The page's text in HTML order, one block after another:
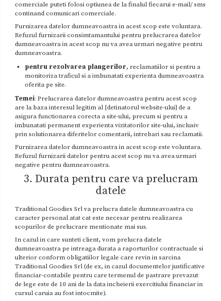
comerciale puteti folosi optiunea de la finalul fiecarui e-mail/ sms
continand comunicari comerciale.
Furnizarea datelor dumneavoastra in acest scop este voluntara.
Refuzul furnizarii consimtamantului pentru prelucrarea datelor
dumneavoastra in acest scop nu va avea urmari negative pentru
dumneavoastra.
pentru rezolvarea plangerilor, reclamatiilor si pentru a
monitoriza traficul si a imbunatati experienta dumneavoastra
oferita pe site.
Temei: Prelucrarea datelor dumneavoastra pentru acest scop
are la baza interesul legitim al [detinatorul website-ului] de a
asigura functionarea corecta a site-ului, precum si pentru a
imbunatati permanent experienta vizitatorilor site-ului, inclusiv
prin solutionarea diferitelor comentarii, intrebari sau reclamatii.
Furnizarea datelor dumneavoastra in acest scop este voluntara.
Refuzul furnizarii datelor pentru acest scop nu va avea urmari
negative pentru dumneavoastra.
3. Durata pentru care va prelucram
datele
Traditional Goodies Srl va prelucra datele dumneavoastra cu
caracter personal atat cat este necesar pentru realizarea
scopurilor de prelucrare mentionate mai sus.
In cazul in care sunteti client, vom prelucra datele
dumneavoastra pe intreaga durata a raporturilor contractuale si
ulterior conform obligatiilor legale care revin in sarcina
Traditional Goodies Srl (de ex, in cazul documentelor justificative
financiar-contabile pentru care termenul de pastrare prevazut
de lege este de 10 ani de la data incheierii exercitiului financiar in
cursul caruia au fost intocmite).